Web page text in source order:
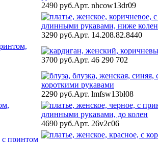
2490 руб.Арт. nhcow13dr09
3290 руб.Арт. 14.208.82.8440
3700 руб.Арт. 46 290 702
2290 руб.Арт. lmfsw13bl08
4690 руб.Арт. 26v2c06